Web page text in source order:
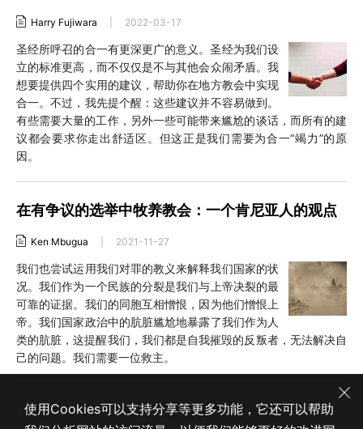
Harry Fujiwara 2022-03-17
圣经所呼召的合一有更深更广的意义。圣经为我们设
立的标准更高，而不仅仅是不与其他会众闹矛盾。我
想要提供四个实用的建议，帮助你在地方教会中实现
合一。不过，我先提个醒：这些建议并不容易做到。
有些需要大量的工作，另外一些可能带来尴尬的谈话，而所有的建
议都会要求你走出舒适区。但这正是我们需要为合一“竭力”的原
因。
在有争议的选举中牧养教会：一个肯尼亚人的观点
Ken Mbugua 2021-11-27
我们也尝试运用我们对罪的教义来解释我们国家的状
况。我们作为一个民族的分裂是我们与上帝决裂的最
可靠的证据。我们的同胞互相憎恨，因为他们憎恨上
帝。我们国家政治中的肮脏尴尬地暴露了我们作为人
类的肮脏，这提醒我们，我们都是自我摧毁的反叛者，无法解决自
己的问题。我们需要一位救主。
使用Cookies可以支持分享等更多功能，它还可以帮助